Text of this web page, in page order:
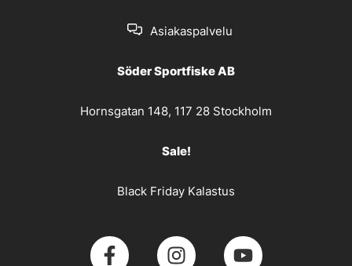
Asiakaspalvelu
Söder Sportfiske AB
Hornsgatan 148, 117 28 Stockholm
Sale!
Black Friday Kalastus